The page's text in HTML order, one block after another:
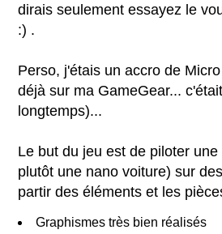
dirais seulement essayez le
:) .
Perso, j'étais un accro de
déjà sur ma GameGear...
longtemps)...
Le but du jeu est de piloter
plutôt une nano voiture) sur
partir des éléments et les
Graphismes très bien réalisés